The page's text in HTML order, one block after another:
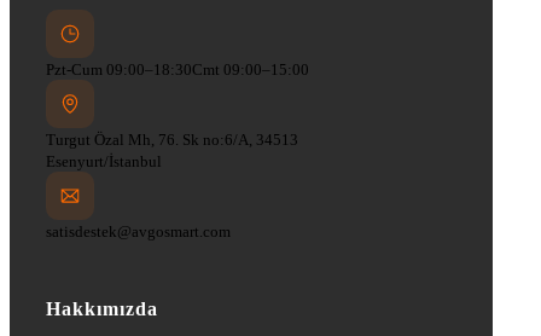
Pzt-Cum 09:00–18:30Cmt 09:00–15:00
Turgut Özal Mh, 76. Sk no:6/A, 34513
Esenyurt/İstanbul
satisdestek@avgosmart.com
Hakkımızda